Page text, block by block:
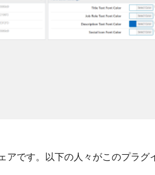
です。以下の人々がこのプラグ